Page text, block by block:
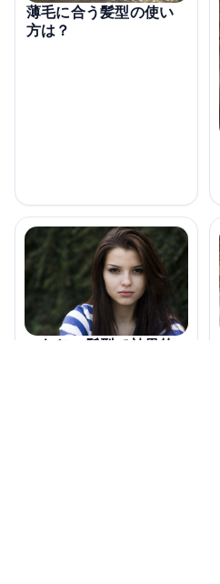
薄毛に合う髪型の使い
方は？
つむじの髪型で効果的